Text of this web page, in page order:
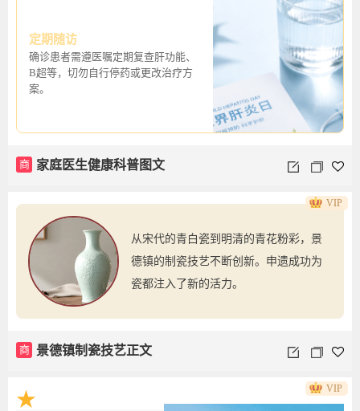
定期随访
确诊患者需遵医嘱定期复查肝功能、
B超等，切勿自行停药或更改治疗方
案。
商 家庭医生健康科普图文
从宋代的青白瓷到明清的青花粉彩，景
德镇的制瓷技艺不断创新。申遗成功为
瓷都注入了新的活力。
商 景德镇制瓷技艺正文
VIP
★ VIP